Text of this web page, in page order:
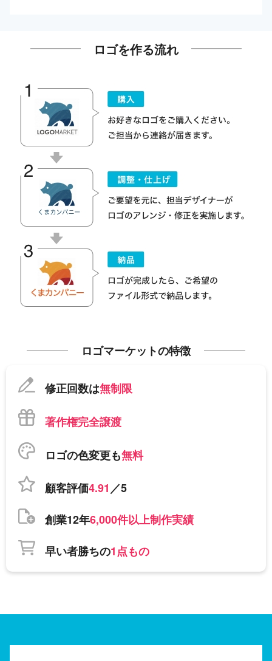
ロゴを作る流れ
ロゴマーケットの特徴
修正回数は無制限
著作権完全譲渡
ロゴの色変更も無料
顧客評価4.91／5
創業12年6,000件以上制作実績
早い者勝ちの1点もの